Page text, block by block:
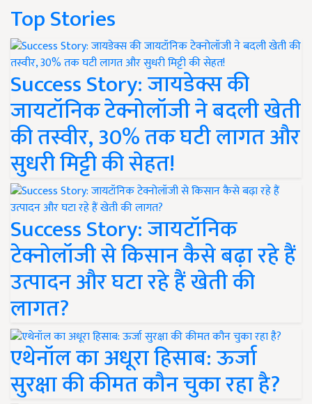
Top Stories
Success Story: जायडेक्स की
जायटॉनिक टेक्नोलॉजी ने बदली खेती
की तस्वीर, 30% तक घटी लागत और
सुधरी मिट्टी की सेहत!
Success Story: जायटॉनिक
टेक्नोलॉजी से किसान कैसे बढ़ा रहे हैं
उत्पादन और घटा रहे हैं खेती की
लागत?
एथेनॉल का अधूरा हिसाब: ऊर्जा
सुरक्षा की कीमत कौन चुका रहा है?